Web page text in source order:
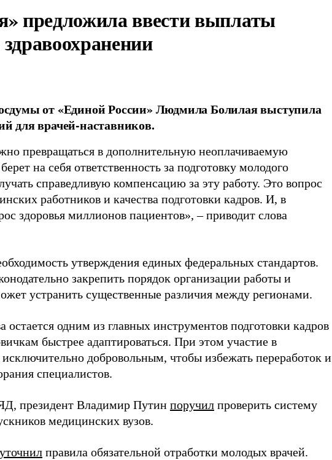
предложила ввести выплаты
от «Единой России» Людмила Болилая выступила
для врачей-наставников.
превращаться в дополнительную неоплачиваемую
на себя ответственность за подготовку молодого
справедливую компенсацию за эту работу. Это вопрос
работников и качества подготовки кадров. И, в
здоровья миллионов пациентов», – приводит слова
утверждения единых федеральных стандартов.
закрепить порядок организации работы и
устранить существенные различия между регионами.
остается одним из главных инструментов подготовки кадров
быстрее адаптироваться. При этом участие в
добровольным, чтобы избежать переработок и
специалистов.
президент Владимир Путин поручил проверить систему
медицинских вузов.
уточнил правила обязательной отработки молодых врачей.